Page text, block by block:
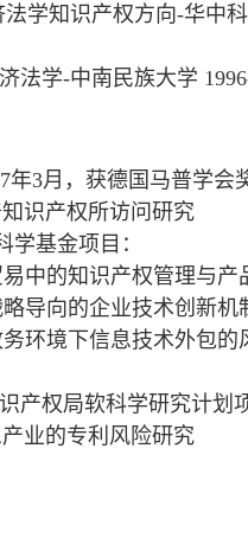
学知识产权方向-华中
法学-中南民族大学 1996-
年3月，获德国马普学会
识产权所访问研究
学基金项目：
中的知识产权管理与产
导向的企业技术创新机
环境下信息技术外包的
产权局软科学研究计划
业的专利风险研究